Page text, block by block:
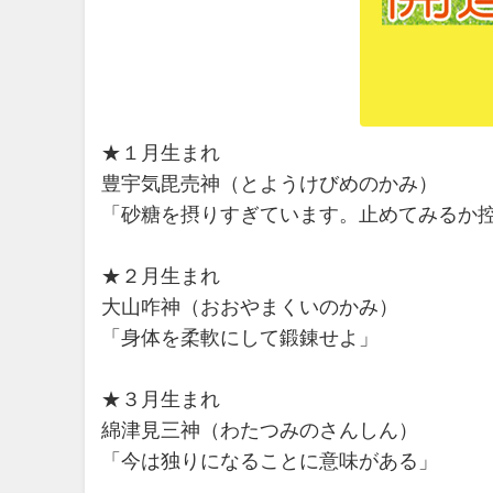
★１月生まれ
豊宇気毘売神（とようけびめのかみ）
「砂糖を摂りすぎています。止めてみるか
★２月生まれ
大山咋神（おおやまくいのかみ）
「身体を柔軟にして鍛錬せよ」
★３月生まれ
綿津見三神（わたつみのさんしん）
「今は独りになることに意味がある」